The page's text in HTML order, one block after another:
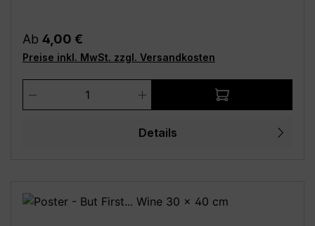
um ein Lächeln in die Welt zu setzen, denn auch
schon ein kleines Lachen kann so viel verändern.
Motivationsposter für den Alltag. Zum selbst
aufhängen oder als schöne Geschenkidee für
jeden Anlass. Festes, hochwertiges 250 g Papier
42 x 59,4 cm (DIN A2) - 50 x 70 cm (DIN B2) -
Regulärer Preis:
Ab 4,00 €
Preise inkl. MwSt. zzgl. Versandkosten
Produkt Anzahl: Gib den
Details